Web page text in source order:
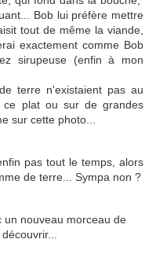
Bob lui préfère mettre
tout de même la viande,
exactement comme Bob
sirupeuse (enfin à mon
terre n'existaient pas au
ce plat ou sur de grandes
sur cette photo...
pas tout le temps, alors
de terre... Sympa non ?
un nouveau morceau de